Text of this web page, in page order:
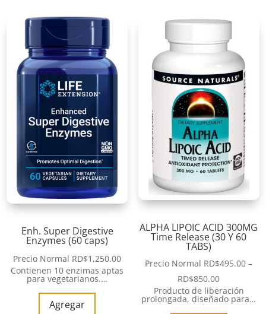
Enh. Super Digestive
Enzymes (60 caps)
Precio Normal RD$1,250.00
Contienen 10 enzimas aptas
para vegetarianos.…
Agregar
ALPHA LIPOIC ACID 300MG
Time Release (30 Y 60
TABS)
Precio Normal RD$495.00 –
RD$850.00
Producto de liberación
prolongada, diseñado para…